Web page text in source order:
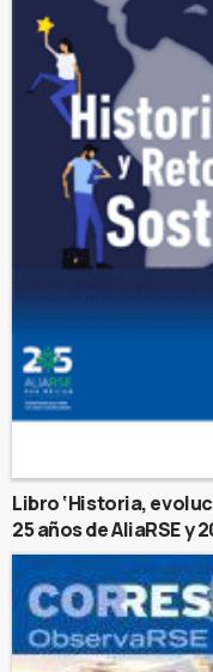
Libro ‘Historia,
25 años de AliaRSE y